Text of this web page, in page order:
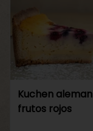
Kuchen aleman
frutos rojos